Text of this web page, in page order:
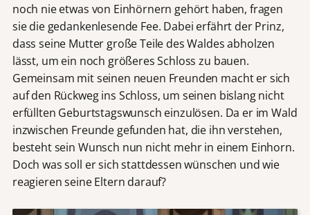
noch nie etwas von Einhörnern gehört haben, fragen
sie die gedankenlesende Fee. Dabei erfährt der Prinz,
dass seine Mutter große Teile des Waldes abholzen
lässt, um ein noch größeres Schloss zu bauen.
Gemeinsam mit seinen neuen Freunden macht er sich
auf den Rückweg ins Schloss, um seinen bislang nicht
erfüllten Geburtstagswunsch einzulösen. Da er im Wald
inzwischen Freunde gefunden hat, die ihn verstehen,
besteht sein Wunsch nun nicht mehr in einem Einhorn.
Doch was soll er sich stattdessen wünschen und wie
reagieren seine Eltern darauf?